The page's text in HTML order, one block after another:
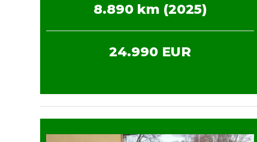
8.890 km (2025)
24.990 EUR